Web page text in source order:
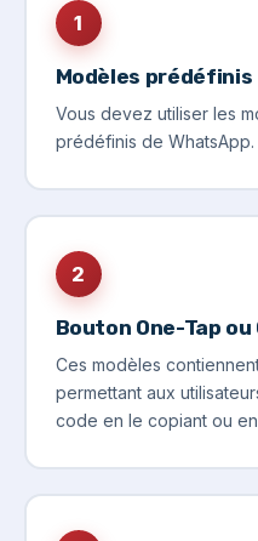
1
Modèles prédéfinis
Vous devez utiliser les
prédéfinis de WhatsApp.
2
Bouton One-Tap ou
Ces modèles
permettant aux
code en le copiant ou